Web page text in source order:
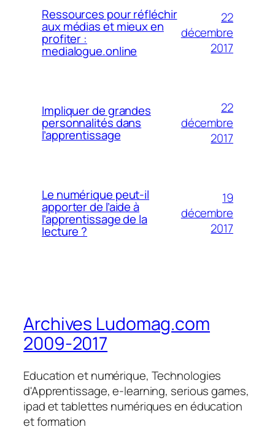
Ressources pour réfléchir
aux médias et mieux en
profiter :
medialogue.online
22
décembre
2017
Impliquer de grandes
personnalités dans
l’apprentissage
22
décembre
2017
Le numérique peut-il
apporter de l’aide à
l’apprentissage de la
lecture ?
19
décembre
2017
Archives Ludomag.com
2009-2017
Education et numérique, Technologies
d'Apprentissage, e-learning, serious games,
ipad et tablettes numériques en éducation
et formation